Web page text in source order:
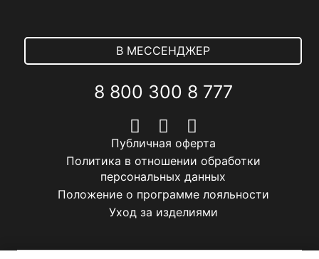
В МЕССЕНДЖЕР
8 800 300 8 777
Публичная оферта
Политика в отношении обработки
персональных данных
Положение о программе лояльности
Уход за изделиями